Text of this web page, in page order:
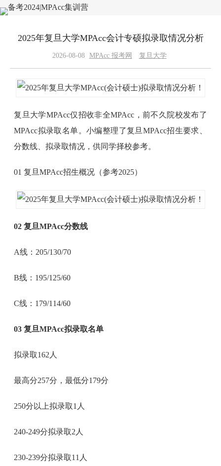
2025年复旦大学MPAcc会计专硕拟录取情况分析
2026-08-08 MPAcc 报考网 复旦大学
复旦大学MPAcc仅招收非全MPAcc，前不久院校发布了
MPAcc拟录取名单。小编整理了复旦MPAcc招生要求、
分数线、拟录取情况，供同学择校参考。
01 复旦MPAcc招生概况（参考2025）
02 复旦MPAcc分数线
A线：205/130/70
B线：195/125/60
C线：179/114/60
03 复旦MPAcc拟录取名单
拟录取162人
最高分257分，最低分179分
250分以上拟录取1人
240-249分拟录取2人
230-239分拟录取11人